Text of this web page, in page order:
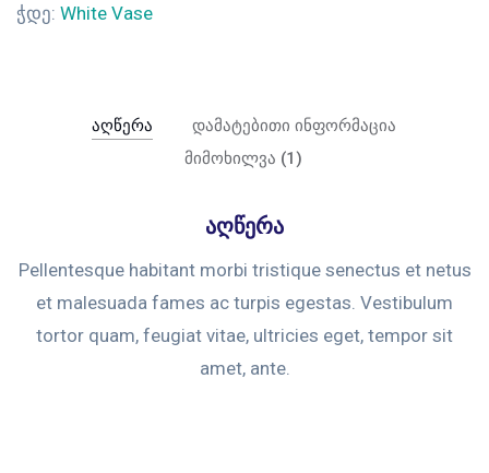
ჭდე: White Vase
აღწერა
დამატებითი ინფორმაცია
მიმოხილვა (1)
აღწერა
Pellentesque habitant morbi tristique senectus et netus
et malesuada fames ac turpis egestas. Vestibulum
tortor quam, feugiat vitae, ultricies eget, tempor sit
amet, ante.